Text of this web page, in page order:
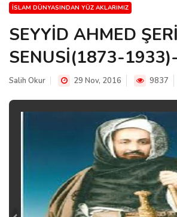
İSLAM DÜNYASINDAN YÜZ AKLARIMIZ
SEYYİD AHMED
SENUSİ(1873-
Salih Okur 29 Nov, 2016 9837